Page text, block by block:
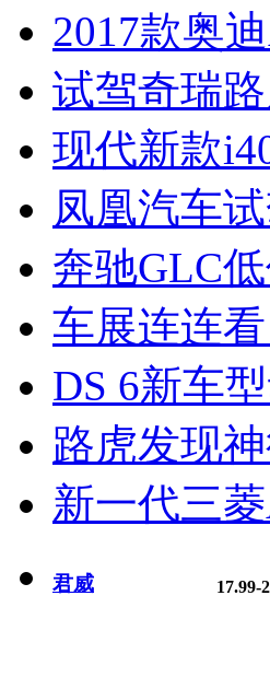
2017款奥
试驾奇瑞
现代新款
凤凰汽车
奔驰GLC
车展连连
DS 6新车
路虎发现
新一代三
君威 17.99-